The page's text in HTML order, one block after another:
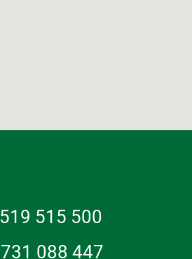
519 515 500
731 088 447